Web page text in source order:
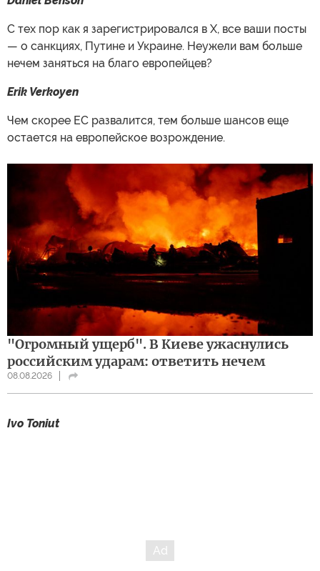
С тех пор как я зарегистрировался в X, все ваши посты
— о санкциях, Путине и Украине. Неужели вам больше
нечем заняться на благо европейцев?
Erik Verkoyen
Чем скорее ЕС развалится, тем больше шансов еще
остается на европейское возрождение.
"Огромный ущерб". В Киеве ужаснулись
российским ударам: ответить нечем
08.08.2026
Ivo Toniut